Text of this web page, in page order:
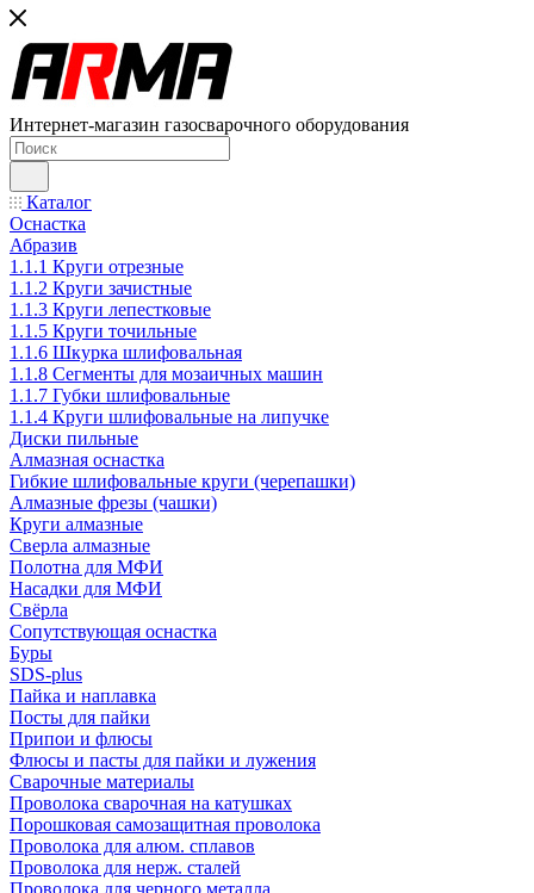
Интернет-магазин газосварочного оборудования
Каталог
Оснастка
Абразив
1.1.1 Круги отрезные
1.1.2 Круги зачистные
1.1.3 Круги лепестковые
1.1.5 Круги точильные
1.1.6 Шкурка шлифовальная
1.1.8 Сегменты для мозаичных машин
1.1.7 Губки шлифовальные
1.1.4 Круги шлифовальные на липучке
Диски пильные
Алмазная оснастка
Гибкие шлифовальные круги (черепашки)
Алмазные фрезы (чашки)
Круги алмазные
Сверла алмазные
Полотна для МФИ
Насадки для МФИ
Свёрла
Сопутствующая оснастка
Буры
SDS-plus
Пайка и наплавка
Посты для пайки
Припои и флюсы
Флюсы и пасты для пайки и лужения
Сварочные материалы
Проволока сварочная на катушках
Порошковая самозащитная проволока
Проволока для алюм. сплавов
Проволока для нерж. сталей
Проволока для черного металла